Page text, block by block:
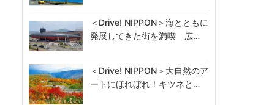
＜Drive! NIPPON＞海とともに
発展してきた街を満喫 広…
＜Drive! NIPPON＞大自然のア
ートにほれぼれ！キツネと…